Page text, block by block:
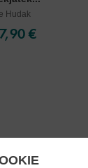
Hudak
7,90 €